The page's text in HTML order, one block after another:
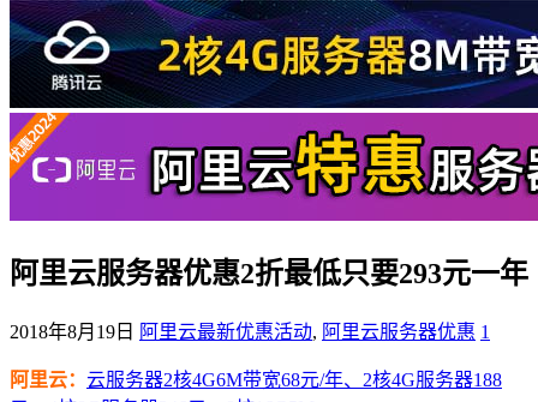
阿里云服务器优惠2折最低只要293元一年
2018年8月19日 阿里云最新优惠活动, 阿里云服务器优惠 1
阿里云： 云服务器2核4G6M带宽68元/年、2核4G服务器188